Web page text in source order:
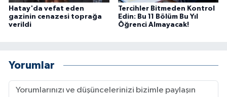
Hatay'da vefat eden
gazinin cenazesi toprağa
verildi
Tercihler Bitmeden Kontrol
Edin: Bu 11 Bölüm Bu Yıl
Öğrenci Almayacak!
Yorumlar